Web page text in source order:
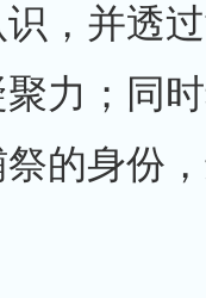
，并透
力；同
的身份